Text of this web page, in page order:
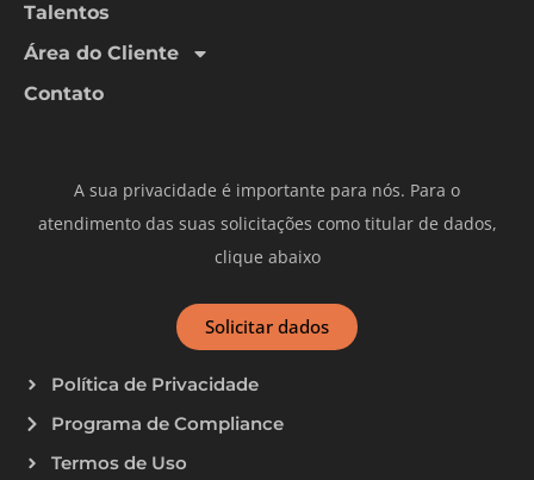
Talentos
Área do Cliente
Contato
A sua privacidade é importante para nós. Para o
atendimento das suas solicitações como titular de dados,
clique abaixo
Solicitar dados
Política de Privacidade
Programa de Compliance
Termos de Uso